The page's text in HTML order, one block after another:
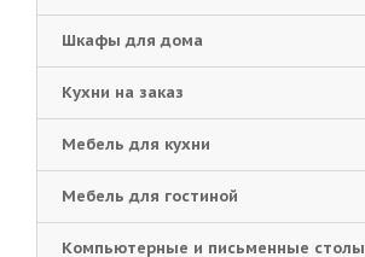
Шкафы для дома
Кухни на заказ
Мебель для кухни
Мебель для гостиной
Компьютерные и письменные столы